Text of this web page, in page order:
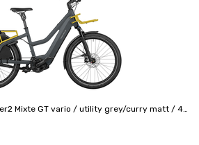
Mixte GT vario / utility grey/curry matt / 47
/ Porte-bagages avant Cargo / Option